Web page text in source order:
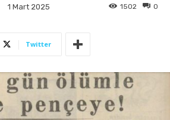
1 Mart 2025 0
1502
Twitter